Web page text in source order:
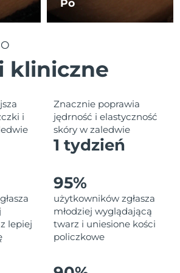
Po
kliniczne
i
Znacznie poprawia
jędrność i elastyczność
skóry w zaledwie
1 tydzień
lepiej
95%
użytkowników zgłasza
młodziej wyglądającą
twarz i uniesione kości
policzkowe
Oczekiwany czas dostawy
8/9/26
Oczekiwany czas dostawy
Oczekiwany czas dostawy
Oczekiwany czas dostawy
Oczekiwany czas dostawy
8/8/26
Oczekiwany czas dostawy